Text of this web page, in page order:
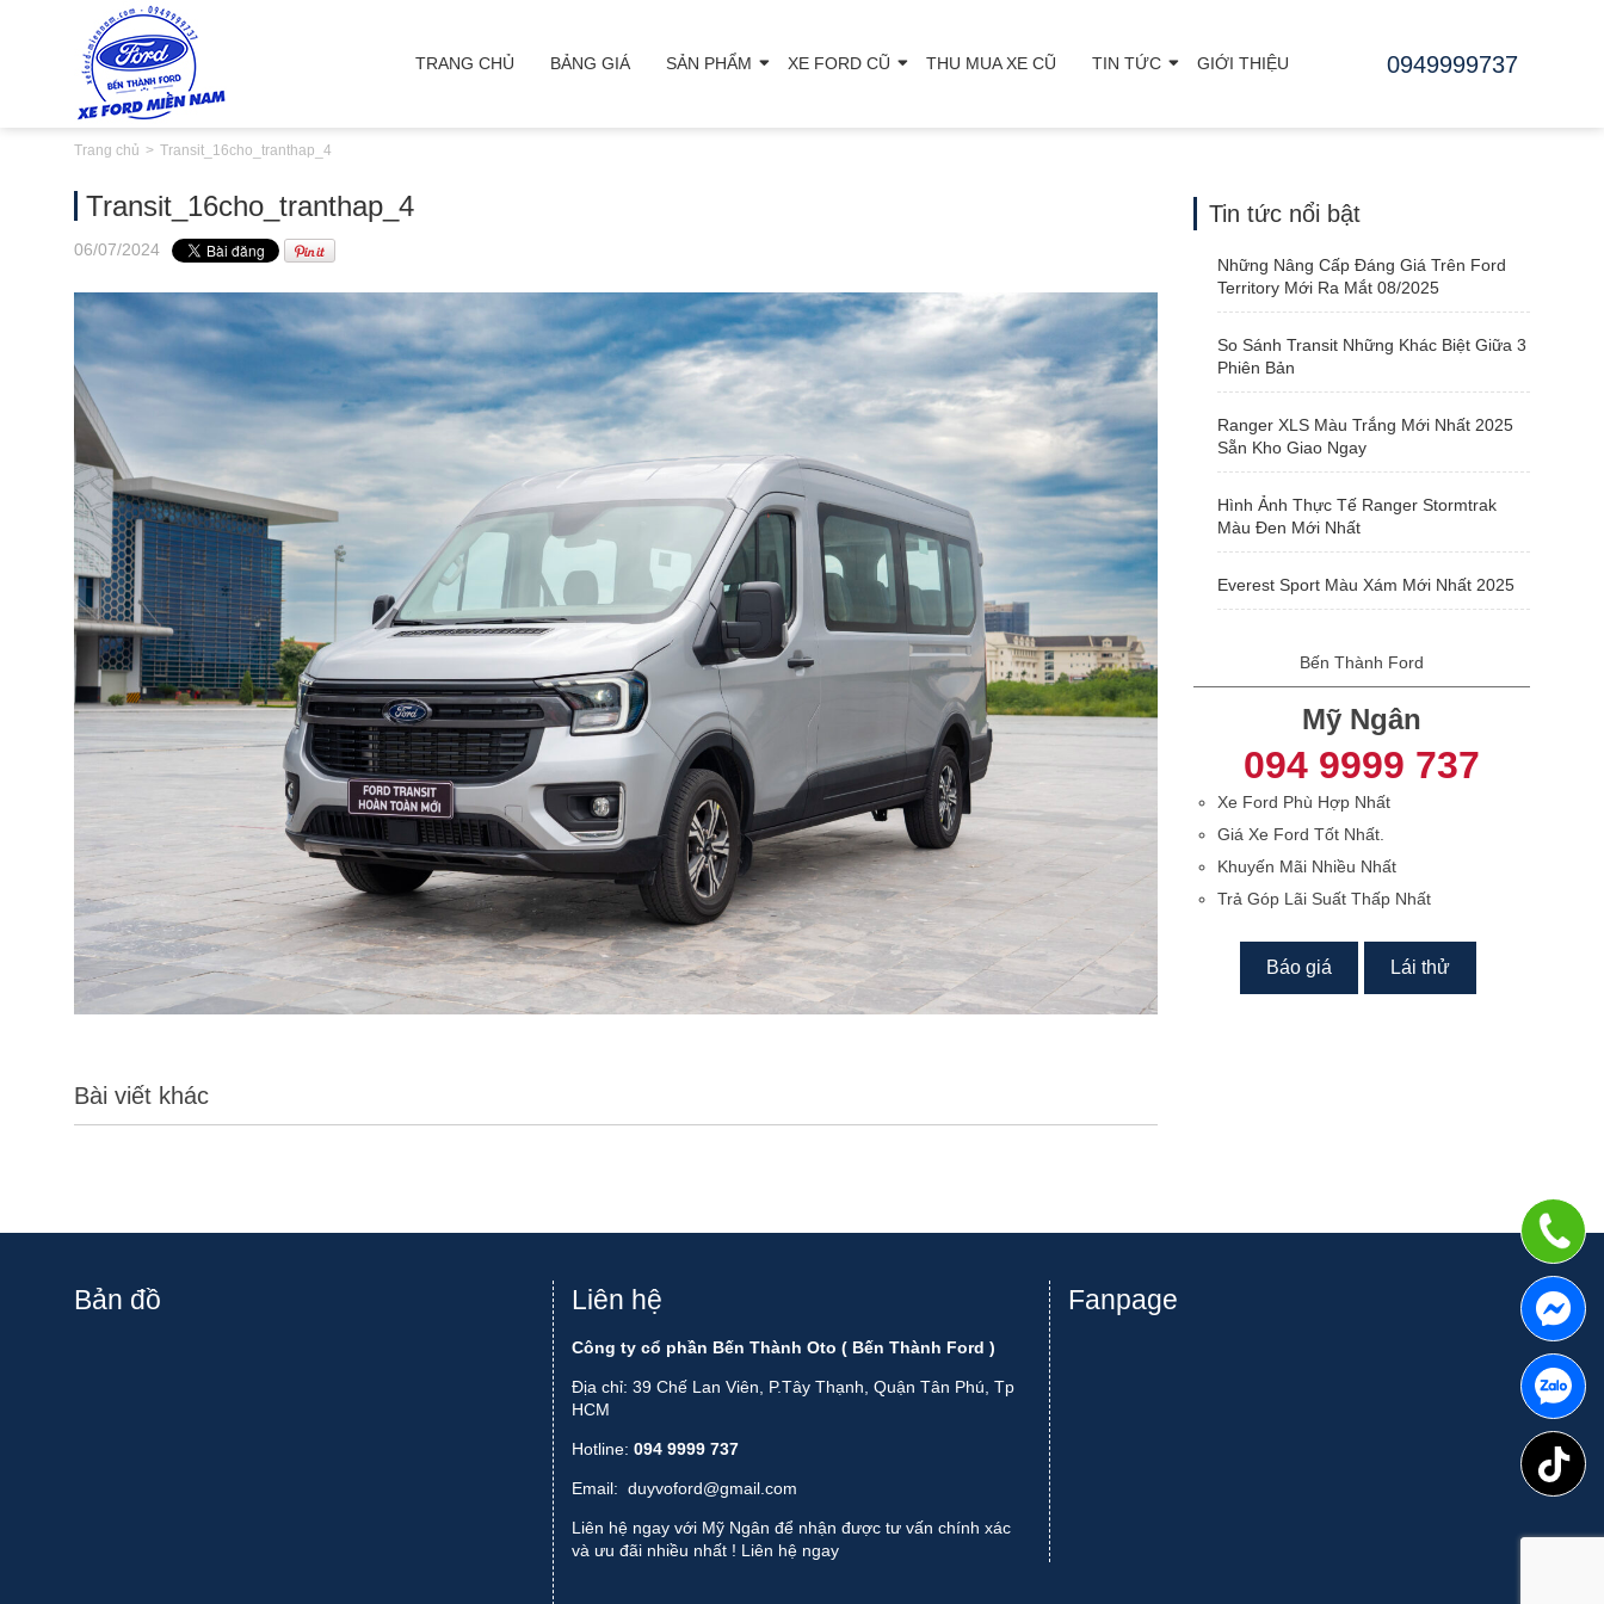
TRANG CHỦ BẢNG GIÁ SẢN PHẨM XE FORD CŨ THU MUA XE CŨ TIN TỨC GIỚI THIỆU 0949999737
Trang chủ Transit_16cho_tranthap_4
Transit_16cho_tranthap_4
06/07/2024
Bài viết khác
Tin tức nổi bật
Những Nâng Cấp Đáng Giá Trên Ford
Territory Mới Ra Mắt 08/2025
So Sánh Transit Những Khác Biệt Giữa 3
Phiên Bản
Ranger XLS Màu Trắng Mới Nhất 2025
Sẵn Kho Giao Ngay
Hình Ảnh Thực Tế Ranger Stormtrak
Màu Đen Mới Nhất
Everest Sport Màu Xám Mới Nhất 2025
Bến Thành Ford
Mỹ Ngân
094 9999 737
Xe Ford Phù Hợp Nhất
Giá Xe Ford Tốt Nhất.
Khuyến Mãi Nhiều Nhất
Trả Góp Lãi Suất Thấp Nhất
Báo giá Lái thử
Bản đồ Liên hệ
Công ty cổ phần Bến Thành Oto ( Bến Thành Ford )
Địa chỉ: 39 Chế Lan Viên, P.Tây Thạnh, Quận Tân Phú, Tp
HCM
Hotline: 094 9999 737
Email: duyvoford@gmail.com
Liên hệ ngay với Mỹ Ngân để nhận được tư vấn chính xác
và ưu đãi nhiều nhất ! Liên hệ ngay
Fanpage